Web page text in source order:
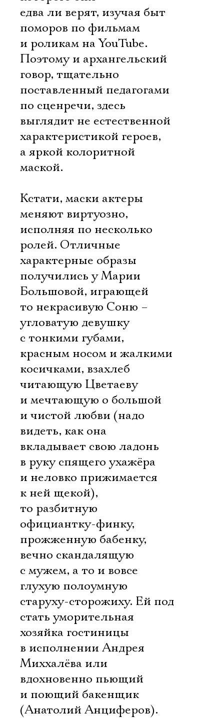
едва ли верят, изучая быт
поморов по фильмам
и роликам на YouTube.
Поэтому и архангельский
говор, тщательно
поставленный педагогами
по сценречи, здесь
выглядит не естественной
характеристикой героев,
а яркой колоритной
маской.
Кстати, маски актеры
меняют виртуозно,
исполняя по несколько
ролей. Отличные
характерные образы
получились у Марии
Большовой, играющей
то некрасивую Соню –
угловатую девушку
с тонкими губами,
красным носом и жалкими
косичками, взахлеб
читающую Цветаеву
и мечтающую о большой
и чистой любви (надо
видеть, как она
вкладывает свою ладонь
в руку спящего ухажёра
и неловко прижимается
к ней щекой),
то разбитную
официантку-финку,
прожженную бабенку,
вечно скандалящую
с мужем, а то и вовсе
глухую полоумную
старуху-сторожиху. Ей под
стать уморительная
хозяйка гостиницы
в исполнении Андрея
Миххалёва или
вдохновенно пьющий
и поющий бакенщик
(Анатолий Анциферов).